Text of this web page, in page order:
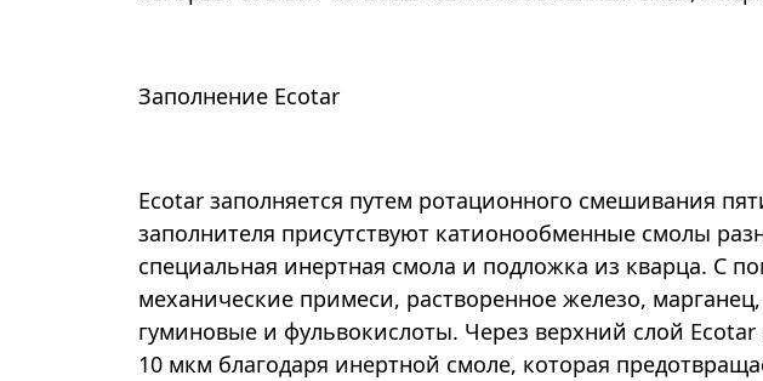
Заполнение Ecotar
Ecotar заполняется путем ротационного смешивания
заполнителя присутствуют катионообменные смолы
специальная инертная смола и подложка из кварца. С
механические примеси, растворенное железо,
гуминовые и фульвокислоты. Через верхний слой
10 мкм благодаря инертной смоле, которая